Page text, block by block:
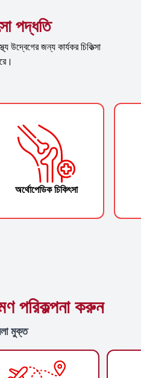
পদ্ধতি
উদ্বেগের জন্য কার্যকর চিকিত্সা
অর্থোপেডিক চিকিৎসা
পরিকল্পনা করুন
মুক্ত